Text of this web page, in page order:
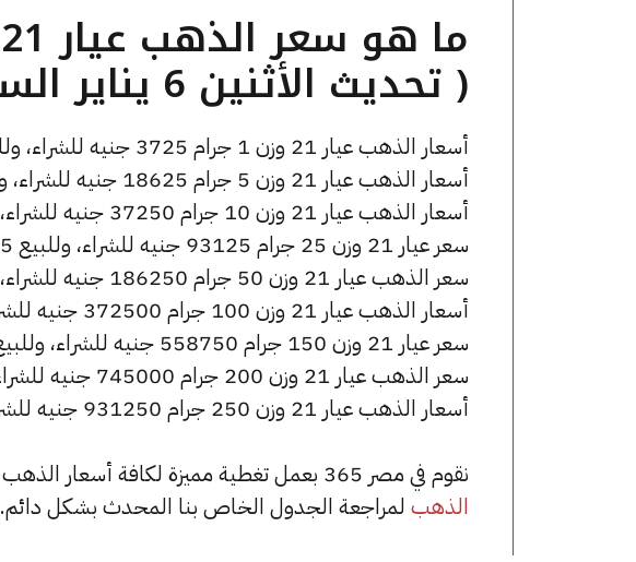
( تحديث الأثنين 6 يناير الساعة 2:00 مساءً )
أسعار الذهب عيار 21 وزن 1 جرام 3725 جنيه للشراء، وللبيع 3745 جنيه.
أسعار الذهب عيار 21 وزن 5 جرام 18625 جنيه للشراء، وللبيع 18725 جنيه.
أسعار الذهب عيار 21 وزن 10 جرام 37250 جنيه للشراء، وللبيع 37450 جنيه.
سعر عيار 21 وزن 25 جرام 93125 جنيه للشراء، وللبيع 93625 جنيه.
سعر الذهب عيار 21 وزن 50 جرام 186250 جنيه للشراء، وللبيع 187250 جنيه.
أسعار الذهب عيار 21 وزن 100 جرام 372500 جنيه للشراء، وللبيع 374500 جنيه.
سعر عيار 21 وزن 150 جرام 558750 جنيه للشراء، وللبيع 561750 جنيه.
سعر الذهب عيار 21 وزن 200 جرام 745000 جنيه للشراء، وللبيع 749000 جنيه.
أسعار الذهب عيار 21 وزن 250 جرام 931250 جنيه للشراء، وللبيع 936250 جنيه.
نقوم في مصر 365 بعمل تغطية مميزة لكافة أسعار الذهب في مصر، يمكنك الاطلاع على صفحة
الذهب لمراجعة الجدول الخاص بنا المحدث بشكل دائم.